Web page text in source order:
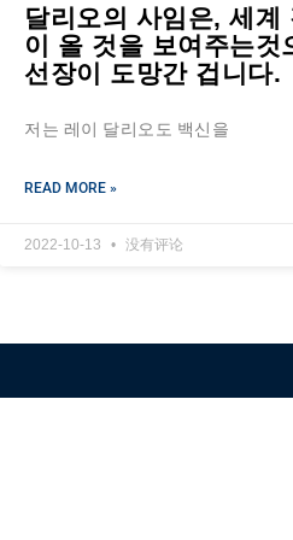
달리오의 사임은, 세계
이 올 것을 보여주는것
선장이 도망간 겁니다.
저는 레이 달리오도 백신을
READ MORE »
2022-10-13 没有评论